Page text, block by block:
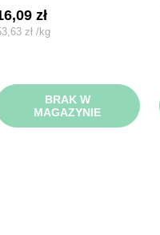
zł
zł /kg
BRAK W
MAGAZYNIE